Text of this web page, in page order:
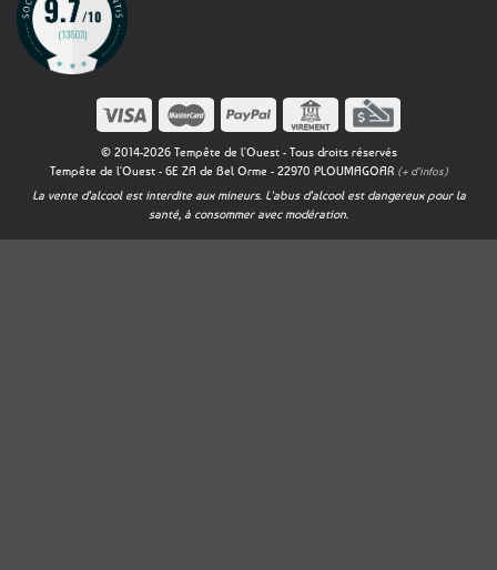
© 2014-2026 Tempête de l'Ouest - Tous droits réservés
Tempête de l'Ouest - 6E ZA de Bel Orme - 22970 PLOUMAGOAR (+ d'infos)
La vente d'alcool est interdite aux mineurs. L'abus d'alcool est dangereux pour la
santé, à consommer avec modération.